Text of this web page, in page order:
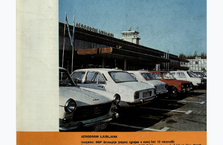
ISSN: 0017-2774
e-ISSN: 2536-4332
COBISS.SI-ID: 859140
UDK: 05:625